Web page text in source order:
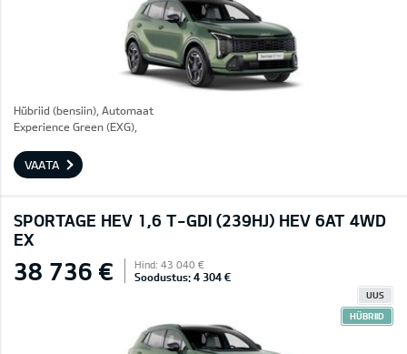
Hübriid (bensiin), Automaat
Experience Green (EXG),
VAATA
SPORTAGE HEV 1,6 T-GDI (239HJ) HEV 6AT 4WD
EX
38 736 € Hind: 43 040 €
Soodustus: 4 304 €
UUS
HÜBRIID